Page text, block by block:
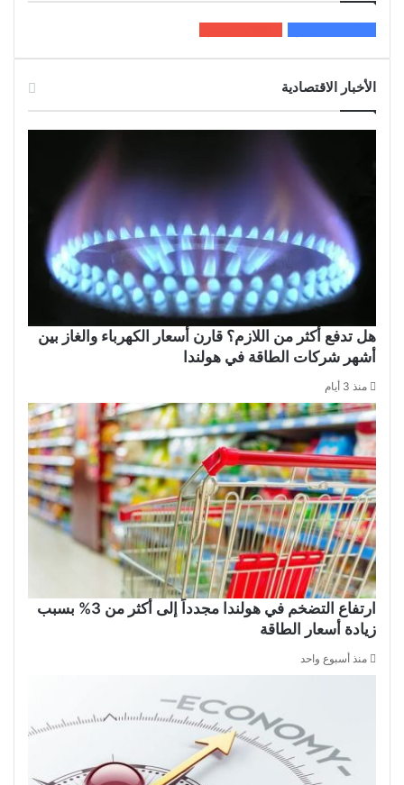
الأخبار الاقتصادية
هل تدفع أكثر من اللازم؟ قارن أسعار الكهرباء والغاز بين
أشهر شركات الطاقة في هولندا
منذ 3 أيام
ارتفاع التضخم في هولندا مجدداً إلى أكثر من 3% بسبب
زيادة أسعار الطاقة
منذ أسبوع واحد